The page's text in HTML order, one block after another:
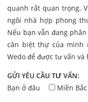
quanh rất quan trọng.
ngôi nhà hợp phong
Nếu bạn vẫn đang
căn biệt thự của mình
Wedo để được tư vấn
GỬI YÊU CẦU TƯ VẤN:
Bạn ở đâu
Miền Bắc